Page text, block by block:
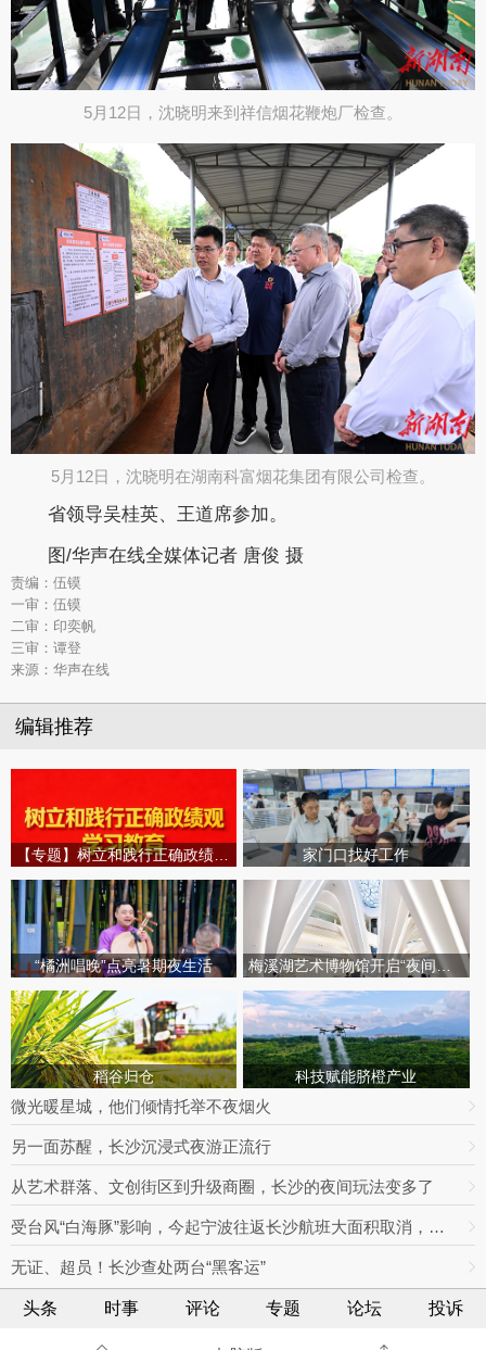
5月12日，沈晓明来到祥信烟花鞭炮厂检查。​
5月12日，沈晓明在湖南科富烟花集团有限公司检查。​
省领导吴桂英、王道席参加。
图/华声在线全媒体记者 唐俊 摄
责编：伍镆
一审：伍镆
二审：印奕帆
三审：谭登
来源：华声在线
编辑推荐
家门口找好工作
“橘洲唱晚”点亮暑期夜生活 梅溪湖艺术博物馆开启“夜间模式”
稻谷归仓 科技赋能脐橙产业
微光暖星城，他们倾情托举不夜烟火
另一面苏醒，长沙沉浸式夜游正流行
从艺术群落、文创街区到升级商圈，长沙的夜间玩法变多了
受台风“白海豚”影响，今起宁波往返长沙航班大面积取消，明日19趟次全部停飞｜出行早知道
无证、超员！长沙查处两台“黑客运”
头条 时事 评论 专题 论坛 投诉